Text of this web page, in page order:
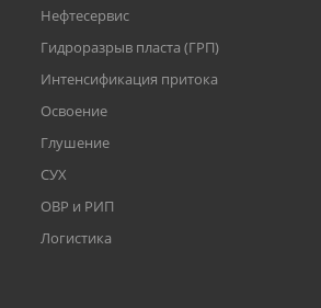
Нефтесервис
Гидроразрыв пласта (ГРП)
Интенсификация притока
Освоение
Глушение
СУХ
ОВР и РИП
Логистика